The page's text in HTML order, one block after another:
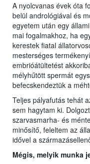
A nyolcvanas évek óta
belül andrológiával és
egyetem után egy
mai fogalmakhoz, ha
kerestek fiatal
mesterséges
embrióátültetést
mélyhűtött spermát
befecskendeztük a
Teljes pályafutás tehát
sem hagytam ki.
szarvasmarha- és
minősítő, feleltem az
idővel a
Mégis, melyik munka